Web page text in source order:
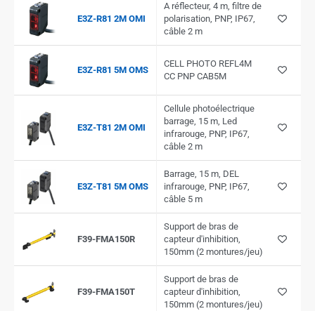
E3Z-R81 2M OMI
A réflecteur, 4 m, filtre de
polarisation, PNP, IP67,
câble 2 m
E3Z-R81 5M OMS
CELL PHOTO REFL4M
CC PNP CAB5M
E3Z-T81 2M OMI
Cellule photoélectrique
barrage, 15 m, Led
infrarouge, PNP, IP67,
câble 2 m
E3Z-T81 5M OMS
Barrage, 15 m, DEL
infrarouge, PNP, IP67,
câble 5 m
F39-FMA150R
Support de bras de
capteur d'inhibition,
150mm (2 montures/jeu)
F39-FMA150T
Support de bras de
capteur d'inhibition,
150mm (2 montures/jeu)